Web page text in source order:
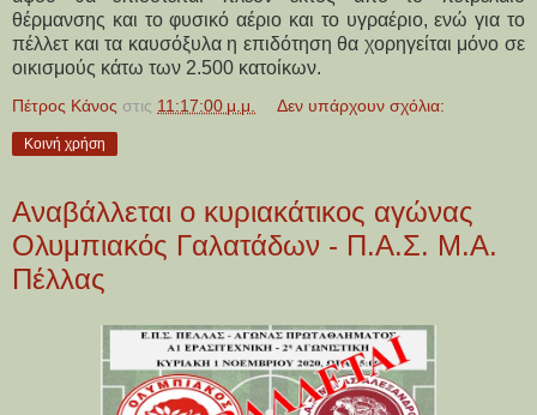
θέρμανσης και το φυσικό αέριο και το υγραέριο, ενώ για το
πέλλετ και τα καυσόξυλα η επιδότηση θα χορηγείται μόνο σε
οικισμούς κάτω των 2.500 κατοίκων.
Πέτρος Κάνος στις 11:17:00 μ.μ. Δεν υπάρχουν σχόλια:
Κοινή χρήση
Αναβάλλεται ο κυριακάτικος αγώνας
Ολυμπιακός Γαλατάδων - Π.Α.Σ. Μ.Α.
Πέλλας